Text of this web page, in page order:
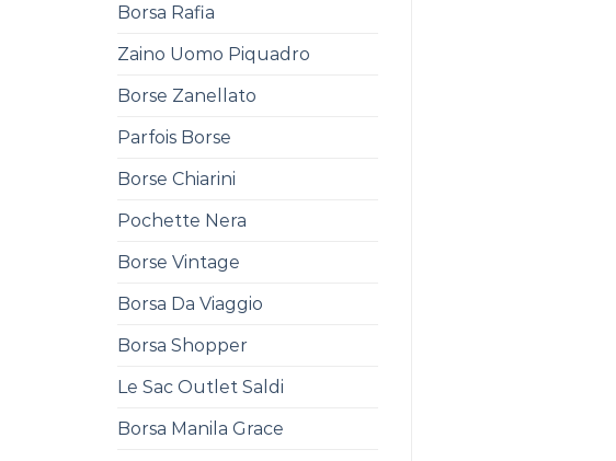
Borsa Rafia
Zaino Uomo Piquadro
Borse Zanellato
Parfois Borse
Borse Chiarini
Pochette Nera
Borse Vintage
Borsa Da Viaggio
Borsa Shopper
Le Sac Outlet Saldi
Borsa Manila Grace